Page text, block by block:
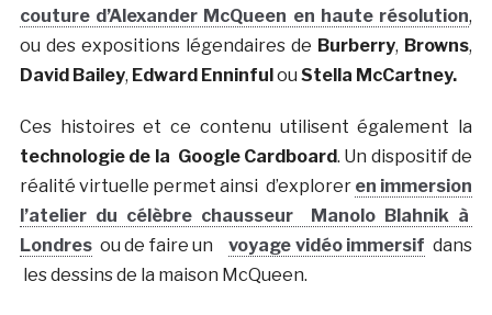
couture d’Alexander McQueen en haute résolution,
ou des expositions légendaires de Burberry, Browns,
David Bailey, Edward Enninfulou Stella McCartney.
Ces histoires et ce contenu utilisent également la
technologie de la Google Cardboard. Un dispositif de
réalité virtuelle permet ainsi d’explorer en immersion
l’atelier du célèbre chausseur Manolo Blahnik à
Londresou de faire unvoyage vidéo immersif dans
les dessins de la maison McQueen.